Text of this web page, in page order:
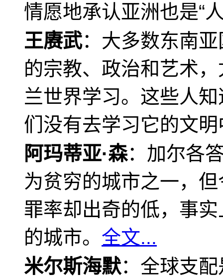
情愿地承认亚洲也是“
王赓武：大多数东南
的宗教、政治和艺术
兰世界学习。这些人
们没有去学习它的文
阿玛蒂亚·森：加尔各
为贫穷的城市之一，
罪率却出奇的低，事
的城市。 全文...
米尔斯海默：全球支